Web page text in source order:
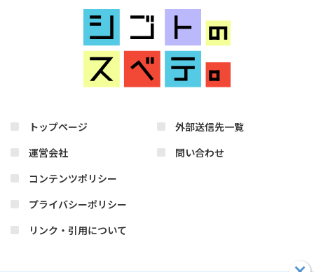
トップページ
運営会社
コンテンツポリシー
プライバシーポリシー
リンク・引用について
外部送信先一覧
問い合わせ